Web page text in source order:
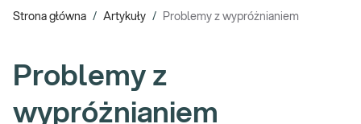
Strona główna / Artykuły / Problemy z wypróżnianiem
Problemy z
wypróżnianiem